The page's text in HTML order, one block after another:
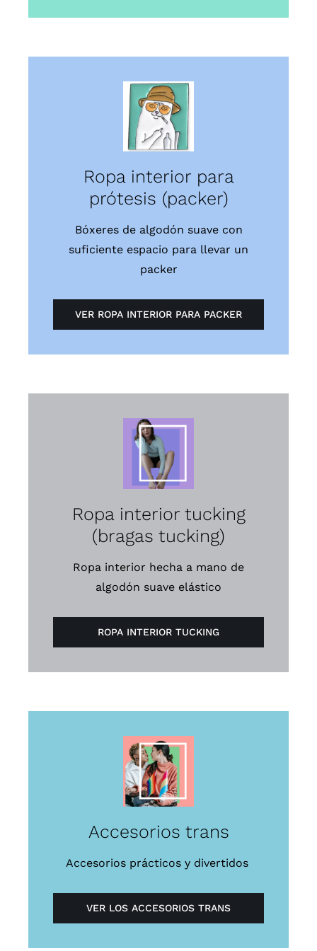
Ropa interior para
prótesis (packer)
Bóxeres de algodón suave con
suficiente espacio para llevar un
packer
VER ROPA INTERIOR PARA PACKER
Ropa interior tucking
(bragas tucking)
Ropa interior hecha a mano de
algodón suave elástico
ROPA INTERIOR TUCKING
Accesorios trans
Accesorios prácticos y divertidos
VER LOS ACCESORIOS TRANS